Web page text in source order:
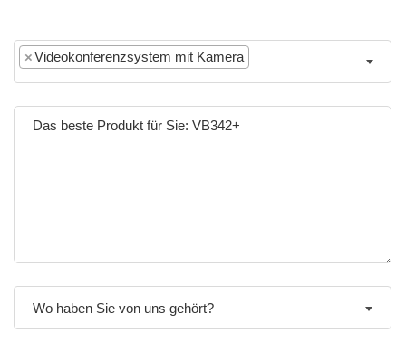
×Videokonferenzsystem mit Kamera
Wo haben Sie von uns gehört?